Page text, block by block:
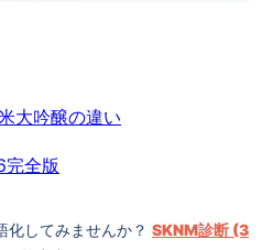
大吟醸の違い
全版
化してみませんか？ SKNM診断 (3